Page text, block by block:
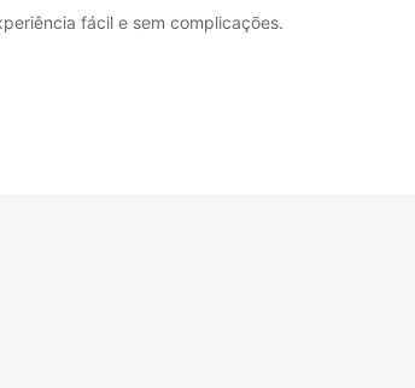
fácil e sem complicações.